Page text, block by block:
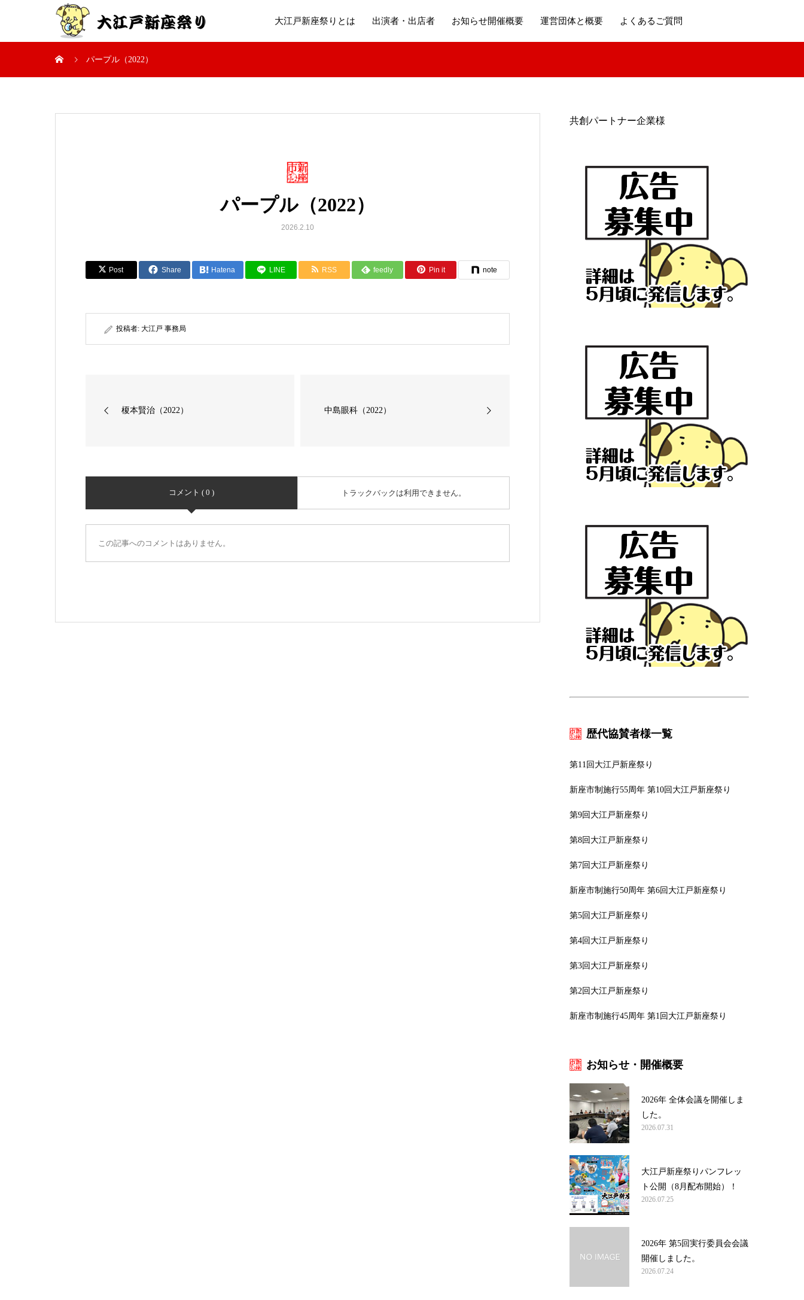
大江戸新座祭りとは 出演者・出店者 お知らせ開催概要 運営団体と概要 よくあるご質問
パープル（2022）
パープル（2022）
2026.2.10
Post Share Hatena LINE RSS feedly Pin it note
投稿者: 大江戸 事務局
榎本賢治（2022） 中島眼科（2022）
コメント ( 0 ) トラックバックは利用できません。
この記事へのコメントはありません。
共創パートナー企業様
歴代協賛者様一覧
第11回大江戸新座祭り
新座市制施行55周年 第10回大江戸新座祭り
第9回大江戸新座祭り
第8回大江戸新座祭り
第7回大江戸新座祭り
新座市制施行50周年 第6回大江戸新座祭り
第5回大江戸新座祭り
第4回大江戸新座祭り
第3回大江戸新座祭り
第2回大江戸新座祭り
新座市制施行45周年 第1回大江戸新座祭り
お知らせ・開催概要
2026年 全体会議を開催しま
した。
2026.07.31
大江戸新座祭りパンフレッ
ト公開（8月配布開始）！
2026.07.25
2026年 第5回実行委員会会議
開催しました。
2026.07.24